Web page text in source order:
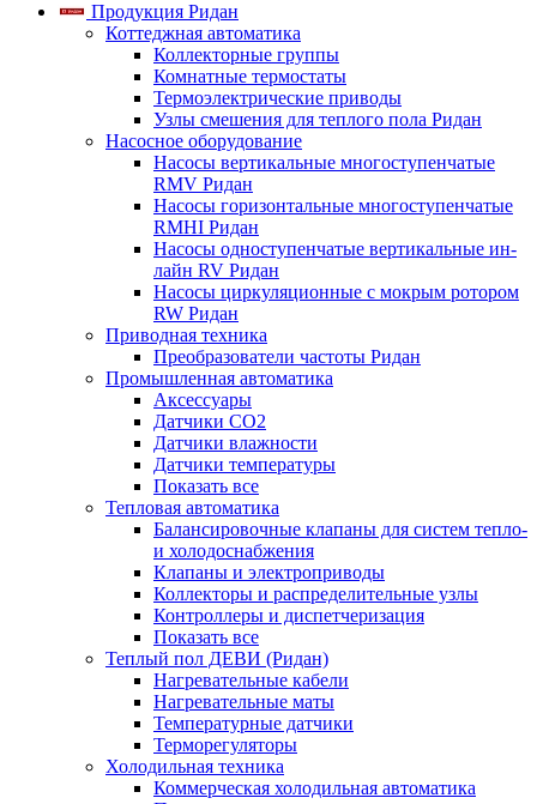
Продукция Ридан
Коттеджная автоматика
Коллекторные группы
Комнатные термостаты
Термоэлектрические приводы
Узлы смешения для теплого пола Ридан
Насосное оборудование
Насосы вертикальные многоступенчатые
RMV Ридан
Насосы горизонтальные многоступенчатые
RMHI Ридан
Насосы одноступенчатые вертикальные ин-
лайн RV Ридан
Насосы циркуляционные с мокрым ротором
RW Ридан
Приводная техника
Преобразователи частоты Ридан
Промышленная автоматика
Аксессуары
Датчики CO2
Датчики влажности
Датчики температуры
Показать все
Тепловая автоматика
Балансировочные клапаны для систем тепло-
и холодоснабжения
Клапаны и электроприводы
Коллекторы и распределительные узлы
Контроллеры и диспетчеризация
Показать все
Теплый пол ДЕВИ (Ридан)
Нагревательные кабели
Нагревательные маты
Температурные датчики
Терморегуляторы
Холодильная техника
Коммерческая холодильная автоматика